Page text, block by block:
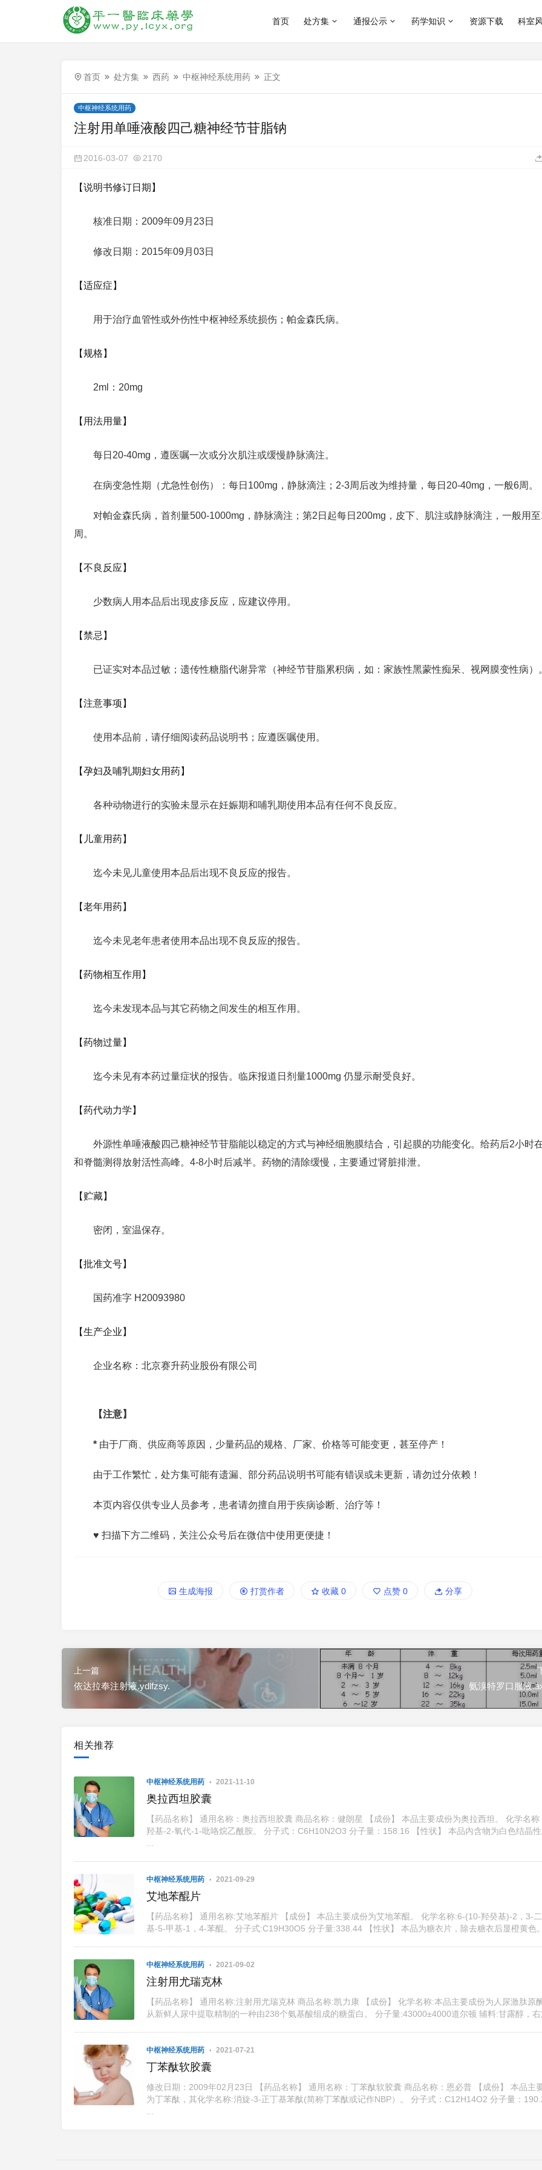
首页 处方集 通报公示 药学知识 资源下载 科室
首页 处方集 西药 中枢神经系统用药 正文
中枢神经系统用药
注射用单唾液酸四己糖神经节苷脂钠
2016-03-07 2170
【说明书修订日期】
核准日期：2009年09月23日
修改日期：2015年09月03日
【适应症】
用于治疗血管性或外伤性中枢神经系统损伤；帕金森氏病。
【规格】
2ml：20mg
【用法用量】
每日20-40mg，遵医嘱一次或分次肌注或缓慢静脉滴注。
在病变急性期（尤急性创伤）：每日100mg，静脉滴注；2-3周后改为维持量，每日20-40mg，一般6周。
对帕金森氏病，首剂量500-1000mg，静脉滴注；第2日起每日200mg，皮下、肌注或静脉滴注，一般用
周。
【不良反应】
少数病人用本品后出现皮疹反应，应建议停用。
【禁忌】
已证实对本品过敏；遗传性糖脂代谢异常（神经节苷脂累积病，如：家族性黑蒙性痴呆、视网膜变性病）
【注意事项】
使用本品前，请仔细阅读药品说明书；应遵医嘱使用。
【孕妇及哺乳期妇女用药】
各种动物进行的实验未显示在妊娠期和哺乳期使用本品有任何不良反应。
【儿童用药】
迄今未见儿童使用本品后出现不良反应的报告。
【老年用药】
迄今未见老年患者使用本品出现不良反应的报告。
【药物相互作用】
迄今未发现本品与其它药物之间发生的相互作用。
【药物过量】
迄今未见有本药过量症状的报告。临床报道日剂量1000mg 仍显示耐受良好。
【药代动力学】
外源性单唾液酸四己糖神经节苷脂能以稳定的方式与神经细胞膜结合，引起膜的功能变化。给药后2小时
和脊髓测得放射活性高峰。4-8小时后减半。药物的清除缓慢，主要通过肾脏排泄。
【贮藏】
密闭，室温保存。
【批准文号】
国药准字 H20093980
【生产企业】
企业名称：北京赛升药业股份有限公司
【注意】
* 由于厂商、供应商等原因，少量药品的规格、厂家、价格等可能变更，甚至停产！
由于工作繁忙，处方集可能有遗漏、部分药品说明书可能有错误或未更新，请勿过分依赖！
本页内容仅供专业人员参考，患者请勿擅自用于疾病诊断、治疗等！
♥ 扫描下方二维码，关注公众号后在微信中使用更便捷！
生成海报 打赏作者 收藏0 点赞 0 分享
上一篇
依达拉奉注射液.ydlfzsy. 氨溴特罗口服液
相关推荐
中枢神经系统用药 2021-11-10
奥拉西坦胶囊
【药品名称】 通用名称：奥拉西坦胶囊 商品名称：健朗星 【成份】 本品主要成份为奥拉西坦。 化学名称
羟基-2-氧代-1-吡咯烷乙酰胺。 分子式：C6H10N2O3 分子量：158.16 【性状】 本品内含物为白色结晶
中枢神经系统用药 2021-09-29
艾地苯醌片
【药品名称】 通用名称:艾地苯醌片 【成份】 本品主要成份为艾地苯醌。 化学名称:6-(10-羟癸基)-2，3-
基-5-甲基-1，4-苯醌。 分子式:C19H30O5 分子量:338.44 【性状】 本品为糖衣片，除去糖衣后显橙黄色
中枢神经系统用药 2021-09-02
注射用尤瑞克林
【药品名称】 通用名称:注射用尤瑞克林 商品名称:凯力康 【成份】 化学名称:本品主要成份为人尿激肽原
从新鲜人尿中提取精制的一种由238个氨基酸组成的糖蛋白。 分子量:43000±4000道尔顿 辅料:甘露醇，
中枢神经系统用药 2021-07-21
丁苯酞软胶囊
修改日期：2009年02月23日 【药品名称】 通用名称：丁苯酞软胶囊 商品名称：恩必普 【成份】 本品主
为丁苯酞，其化学名称:消旋-3-正丁基苯酞(简称丁苯酞或记作NBP）。 分子式：C12H14O2 分子量：